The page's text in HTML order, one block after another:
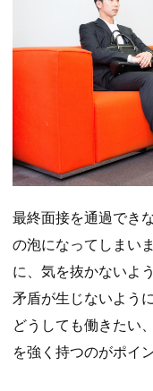
最終面接を通過でき
の泡になってしまい
に、気を抜かないよ
矛盾が生じないよう
どうしても働きたい
を強く持つのがポイ